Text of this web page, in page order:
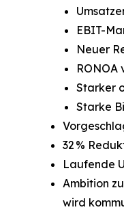
EBIT-
Neuer
RONOA
Starker
Starke
32 %
Laufende
Ambition
wird